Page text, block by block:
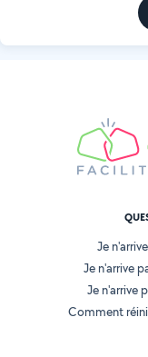
Je
Je n'arrive
Je n'arrive
Comment